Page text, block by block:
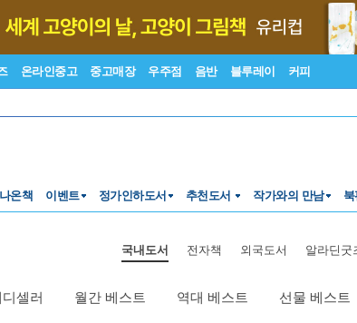
온라인중고 중고매장 우주점 음반 블루레이 커피
온책 이벤트 정가인하도서 추천도서 작가와의 만남
국내도서 전자책 외국도서 알라딘굿
셀러 월간 베스트 역대 베스트 선물 베스트